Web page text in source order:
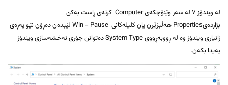
لە ویندۆز ٧ لە سەر وێنۆچکەی Computer کرتەی ڕاست بەکن
بژاردەیProperties هەڵبژێرن یان کلیلەکانی Win + Pause لێبدەن دەڕۆن نێو پەڕەی
زانیاری ویندۆز وە لە ڕووبەڕووی System Type دەتوانن جۆری نەخشەسازی ویندۆز
پەیدا بکەن.